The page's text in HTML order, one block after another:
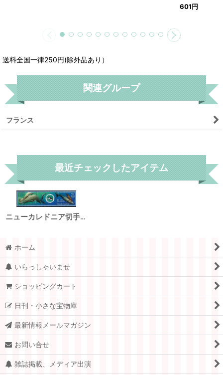
601円
送料全国一律250円(除外品あり）
関連グループ
フランス
最近チェックしたアイテム
ニューカレドニア切手 2002年 海洋生物 マッコウクジラ イカ 2種
ホーム
いらっしゃいませ
ショッピングカート
日刊・小さな宝物庫
最新情報メールマガジン
お問い合せ
雑誌掲載、メディア出演